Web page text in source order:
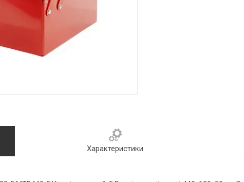
Характеристики